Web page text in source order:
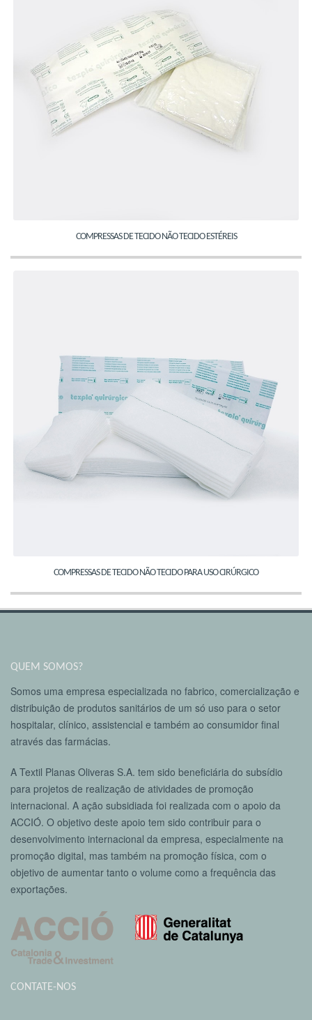
COMPRESSAS DE TECIDO NÃO TECIDO ESTÉREIS
COMPRESSAS DE TECIDO NÃO TECIDO PARA USO CIRÚRGICO
QUEM SOMOS?
Somos uma empresa especializada no fabrico, comercialização e
distribuição de produtos sanitários de um só uso para o setor
hospitalar, clínico, assistencial e também ao consumidor final
através das farmácias.
A Textil Planas Oliveras S.A. tem sido beneficiária do subsídio
para projetos de realização de atividades de promoção
internacional. A ação subsidiada foi realizada com o apoio da
ACCIÓ. O objetivo deste apoio tem sido contribuir para o
desenvolvimento internacional da empresa, especialmente na
promoção digital, mas também na promoção física, com o
objetivo de aumentar tanto o volume como a frequência das
exportações.
CONTATE-NOS